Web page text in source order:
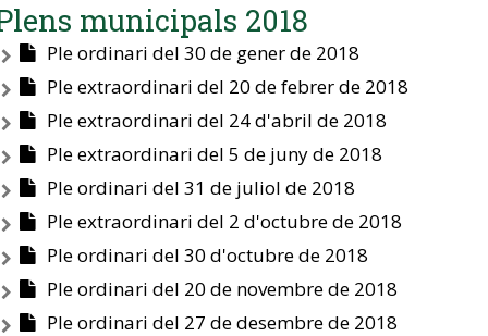
municipals 2018
Ple ordinari del 30 de gener de 2018
Ple extraordinari del 20 de febrer de 2018
Ple extraordinari del 24 d'abril de 2018
Ple extraordinari del 5 de juny de 2018
Ple ordinari del 31 de juliol de 2018
Ple extraordinari del 2 d'octubre de 2018
Ple ordinari del 30 d'octubre de 2018
Ple ordinari del 20 de novembre de 2018
Ple ordinari del 27 de desembre de 2018